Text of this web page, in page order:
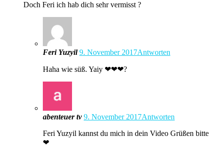
Doch Feri ich hab dich sehr vermisst ?
Feri Yuzyil 9. November 2017Antworten
Haha wie süß. Yaiy ❤❤❤?
abenteuer tv 9. November 2017Antworten
Feri Yuzyil kannst du mich in dein Video Grüßen bitte
❤